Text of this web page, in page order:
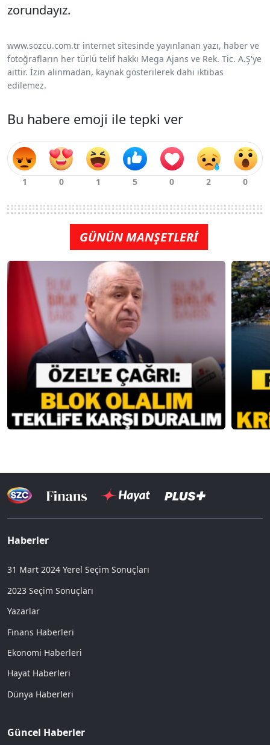
zorundayız.
www.sozcu.com.tr internet sitesinde yayınlanan yazı, haber ve
fotoğrafların her türlü telif hakkı Mega Ajans ve Rek. Tic. A.Ş'ye
aittir. İzin alınmadan, kaynak gösterilerek dahi iktibas
edilemez.
Bu habere emoji ile tepki ver
GÜNÜN MANŞETLERİ
Haberler
31 Mart 2024 Yerel Seçim Sonuçları
2023 Seçim Sonuçları
Yazarlar
Finans Haberleri
Ekonomi Haberleri
Hayat Haberleri
Dünya Haberleri
Güncel Haberler